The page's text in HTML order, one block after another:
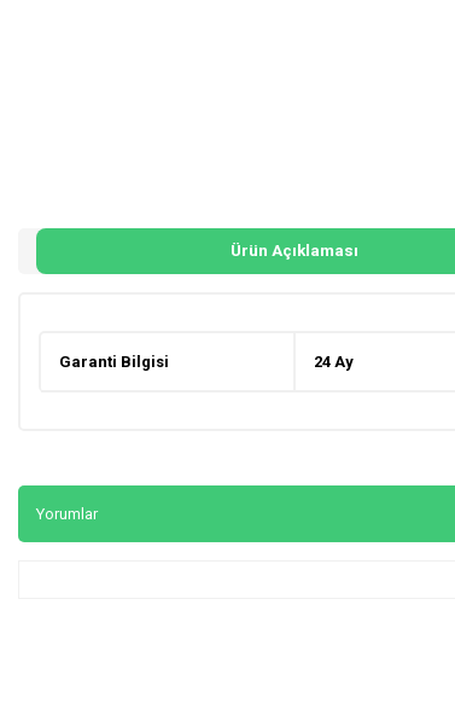
Ürün Açıklaması
Garanti Bilgisi 24 Ay
Yorumlar